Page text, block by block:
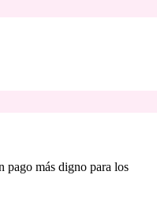
pago más digno para los